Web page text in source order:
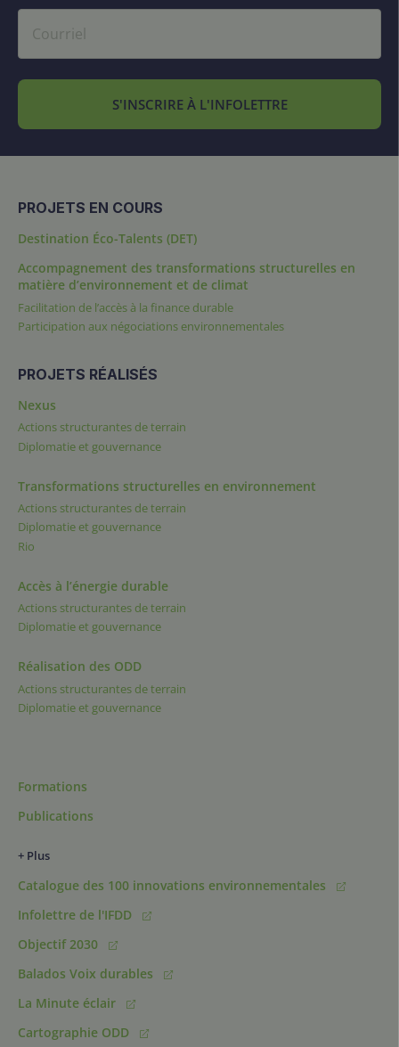
S'INSCRIRE À L'INFOLETTRE
PROJETS EN COURS
Destination Éco-Talents (DET)
Accompagnement des transformations structurelles en
matière d’environnement et de climat
Facilitation de l’accès à la finance durable
Participation aux négociations environnementales
PROJETS RÉALISÉS
Nexus
Actions structurantes de terrain
Diplomatie et gouvernance
Transformations structurelles en environnement
Actions structurantes de terrain
Diplomatie et gouvernance
Rio
Accès à l’énergie durable
Actions structurantes de terrain
Diplomatie et gouvernance
Réalisation des ODD
Actions structurantes de terrain
Diplomatie et gouvernance
Formations
Publications
+ Plus
Catalogue des 100 innovations environnementales
Infolettre de l'IFDD
Objectif 2030
Balados Voix durables
La Minute éclair
Cartographie ODD